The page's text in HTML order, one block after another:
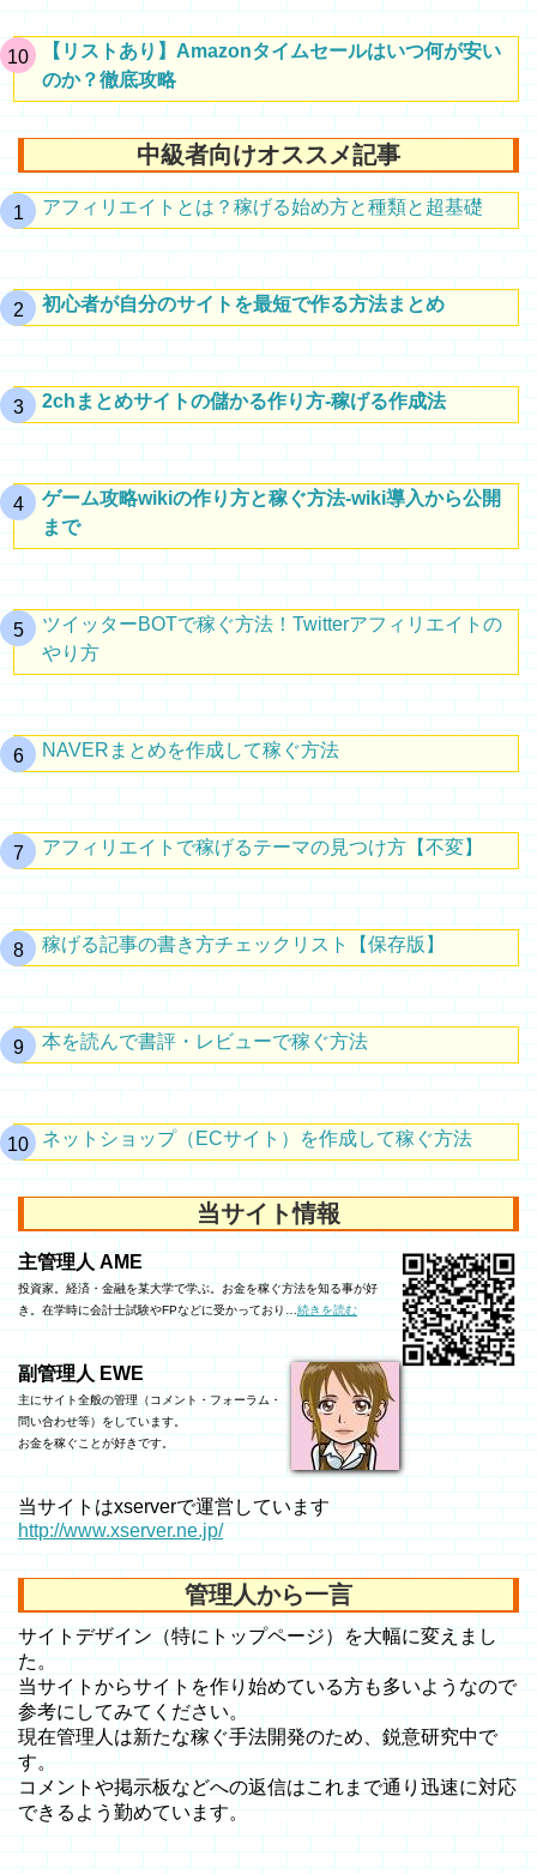
【リストあり】Amazonタイムセールはいつ何が安い
のか？徹底攻略
中級者向けオススメ記事
アフィリエイトとは？稼げる始め方と種類と超基礎
初心者が自分のサイトを最短で作る方法まとめ
2chまとめサイトの儲かる作り方-稼げる作成法
ゲーム攻略wikiの作り方と稼ぐ方法-wiki導入から公開
まで
ツイッターBOTで稼ぐ方法！Twitterアフィリエイトの
やり方
NAVERまとめを作成して稼ぐ方法
アフィリエイトで稼げるテーマの見つけ方【不変】
稼げる記事の書き方チェックリスト【保存版】
本を読んで書評・レビューで稼ぐ方法
ネットショップ（ECサイト）を作成して稼ぐ方法
当サイト情報
主管理人 AME
投資家。経済・金融を某大学で学ぶ。お金を稼ぐ方法を知る事が好
き。在学時に会計士試験やFPなどに受かっており…続きを読む
副管理人 EWE
主にサイト全般の管理（コメント・フォーラム・
問い合わせ等）をしています。
お金を稼ぐことが好きです。
当サイトはxserverで運営しています
http://www.xserver.ne.jp/
管理人から一言
サイトデザイン（特にトップページ）を大幅に変えまし
た。
当サイトからサイトを作り始めている方も多いようなので
参考にしてみてください。
現在管理人は新たな稼ぐ手法開発のため、鋭意研究中で
す。
コメントや掲示板などへの返信はこれまで通り迅速に対応
できるよう勤めています。